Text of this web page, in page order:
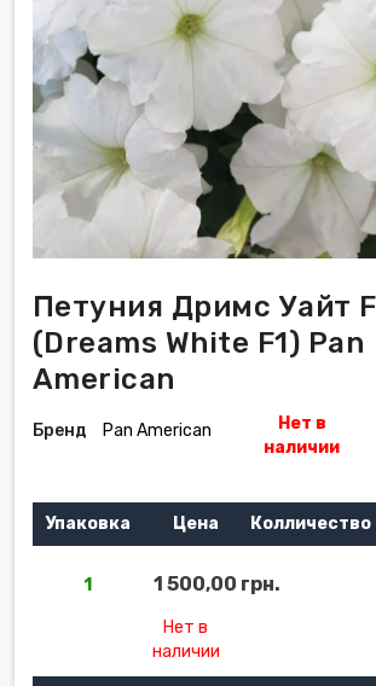
Петуния Дримс Уайт
(Dreams White F1) Pan
American
Бренд Pan American
Нет в
наличии
Упаковка Цена Колличество
1 1 500,00 грн.
Нет в
наличии